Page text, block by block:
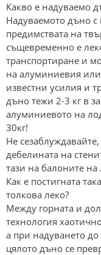
Какво е надуваемо
Надуваемото дъно с
предимствата на
същевременно е
транспортиране и
на алуминиевия
известни усилия и
дъно тежи 2-3 кг в
алуминиевото на
30кг!
Не
дебелината на
тази на балоните на
Как е постигната
толкова леко?
Между горната и
технология
а при надуването до
цялото дъно се